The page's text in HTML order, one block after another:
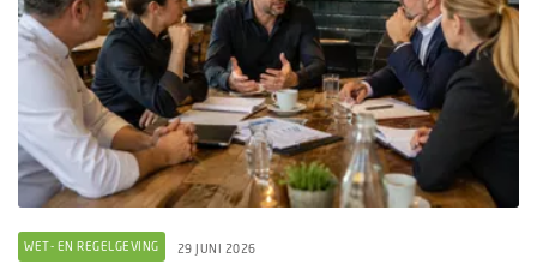
WET- EN REGELGEVING 29 JUNI 2026